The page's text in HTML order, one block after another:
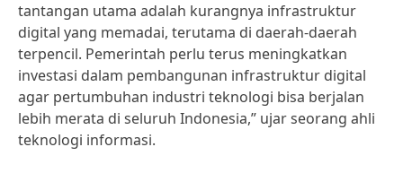
tantangan utama adalah kurangnya infrastruktur
digital yang memadai, terutama di daerah-daerah
terpencil. Pemerintah perlu terus meningkatkan
investasi dalam pembangunan infrastruktur digital
agar pertumbuhan industri teknologi bisa berjalan
lebih merata di seluruh Indonesia,” ujar seorang ahli
teknologi informasi.